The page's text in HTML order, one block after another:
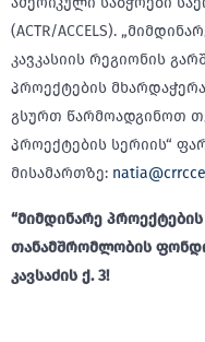
(ACTR/ACCELS).
კავკასიის რეგიონის
პროექტების
გსურთ წარმოადგინოთ
პროექტების სერიის“
მისამართზე:
“მიმდინარე
თანამშრომლობის
კავსაძის ქ. 3!